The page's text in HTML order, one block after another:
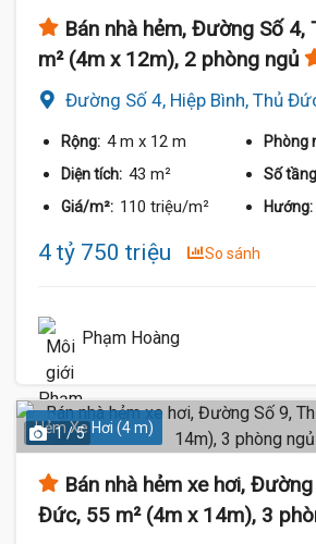
Bán nhà hẻm, Đường Số 4,
m² (4m x 12m), 2 phòng ngủ
Đường Số 4, Hiệp Bình, Thủ
Rộng: 4 m x 12 m Phòng
Diện tích: 43 m² Số
Giá/m²: 110 triệu/m² Hướng:
4 tỷ 750 triệu So sánh
Phạm Hoàng
Hẻm Xe Hơi (4 m)
1 / 5
Bán nhà hẻm xe hơi,
Đức, 55 m² (4m x 14m), 3